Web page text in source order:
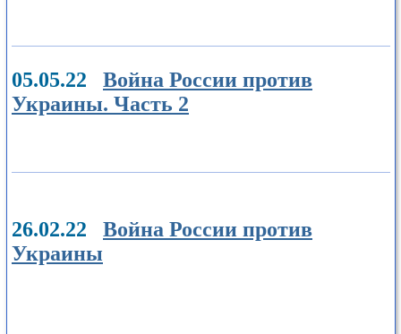
05.05.22 Война России против
Украины. Часть 2
26.02.22 Война России против
Украины